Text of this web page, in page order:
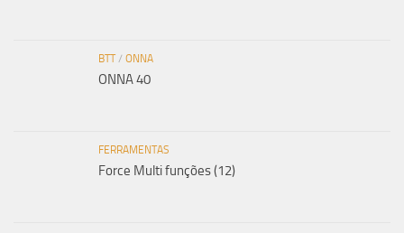
BTT/ ONNA
ONNA 40
FERRAMENTAS
Force Multi funções (12)